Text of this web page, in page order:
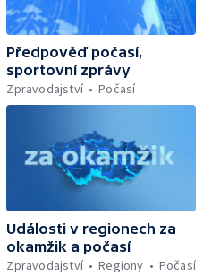
Předpověď počasí,
sportovní zprávy
Zpravodajství
Počasí
Události v regionech za
okamžik a počasí
Zpravodajství
Regiony Počasí